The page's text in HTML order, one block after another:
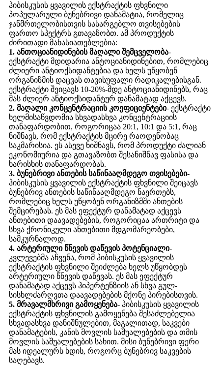
ჰიბისკუსის ყვავილის ექსტრაქტის ფხვნილი
პოპულარული ბუნებრივი დანამატია, რომელიც
ჯანმრთელობისთვის სასარგებლო თვისებების
ფართო სპექტრს გთავაზობთ. ამ პროდუქტის
ძირითადი მახასიათებლებია:
1. ანთოციანიდინების მაღალი შემცველობა-
ექსტრაქტი მდიდარია ანტოციანიდინებით, რომლებიც
ძლიერი ანტიოქსიდანტებია და ხელს უწყობენ
ორგანიზმის დაცვას თავისუფალი რადიკალებისგან.
ექსტრაქტი შეიცავს 10-20%-მდე ანტოციანიდინებს, რაც
მას ძლიერ ანტიოქსიდანტურ დანამატად აქცევს.
2. მაღალი კონცენტრაციის კოეფიციენტები- ექსტრაქტი
ხელმისაწვდომია სხვადასხვა კონცენტრაციის
თანაფარდობით, როგორიცაა 20:1, 10:1 და 5:1, რაც
ნიშნავს, რომ ექსტრაქტის მცირე რაოდენობაც
საკმარისია. ეს ასევე ნიშნავს, რომ პროდუქტი ძალიან
ეკონომიურია და გთავაზობთ შესანიშნავ ფასისა და
ხარისხის თანაფარდობას.
3. ბუნებრივი ანთების საწინააღმდეგო თვისებები-
ჰიბისკუსის ყვავილის ექსტრაქტის ფხვნილი შეიცავს
ბუნებრივ ანთების საწინააღმდეგო ნაერთებს,
რომლებიც ხელს უწყობენ ორგანიზმში ანთების
შემცირებას. ეს მას ეფექტურ დანამატად აქცევს
ანთებითი დაავადებების, როგორიცაა ართრიტი და
სხვა ქრონიკული ანთებითი მდგომარეობები,
სამკურნალოდ.
4. არტერიული წნევის დაწევის პოტენციალი-
კვლევებმა აჩვენა, რომ ჰიბისკუსის ყვავილის
ექსტრაქტის ფხვნილი შეიძლება ხელს უწყობდეს
არტერიული წნევის დაწევას. ეს მას ეფექტურ
დანამატად აქცევს ჰიპერტენზიის ან სხვა გულ-
სისხლძარღვთა დაავადებების მქონე პირებისთვის.
5. მრავალმხრივი გამოყენება- ჰიბისკუსის ყვავილის
ექსტრაქტის ფხვნილის გამოყენება შესაძლებელია
სხვადასხვა დანიშნულებით, მაგალითად, საკვები
დანამატების, კანის მოვლის საშუალებების და თმის
მოვლის საშუალებების სახით. მისი ბუნებრივი ფერი
მას იდეალურს ხდის, როგორც ბუნებრივ საკვების
საღებავს.